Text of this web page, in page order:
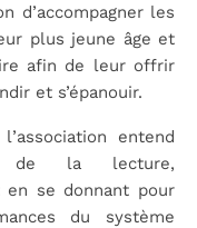
d’accompagner les
plus jeune âge et
afin de leur offrir
et s’épanouir.
entend
de la lecture,
en se donnant pour
du système